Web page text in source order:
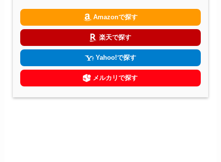
Amazonで探す
楽天で探す
Yahoo!で探す
メルカリで探す